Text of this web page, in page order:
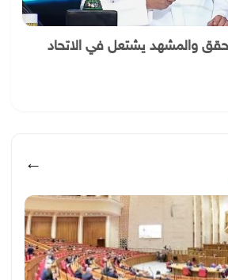
والمشهد يشتعل في الاتحاد
←